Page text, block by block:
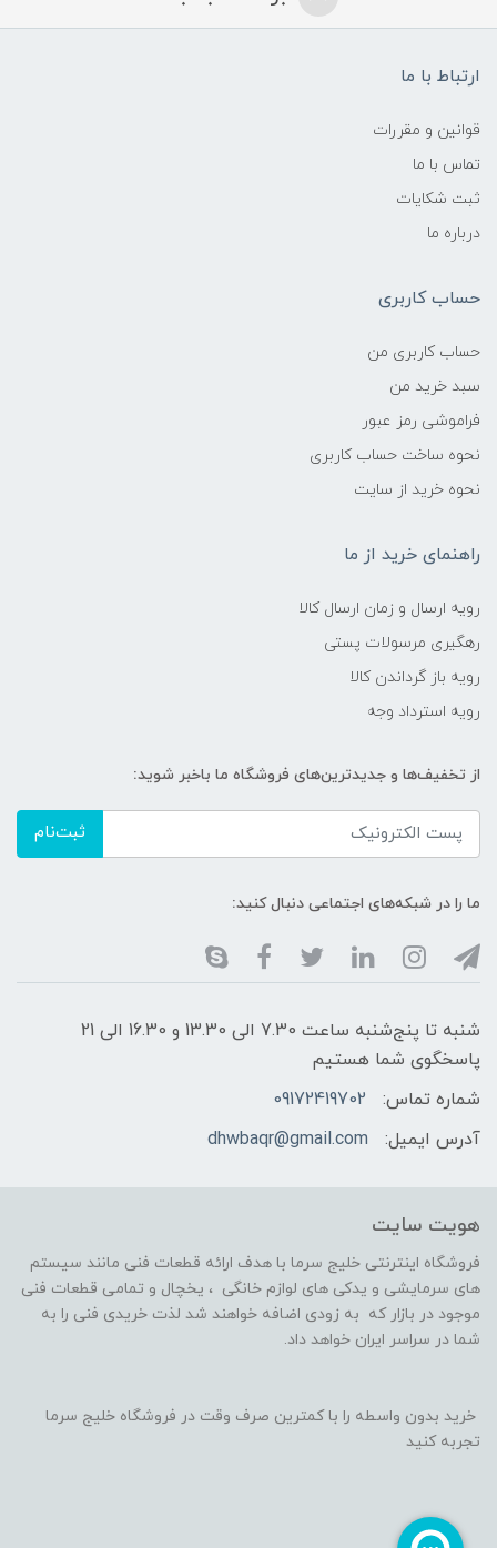
ارتباط با ما
قوانین و مقررات
تماس با ما
ثبت شکایات
درباره ما
حساب کاربری
حساب کاربری من
سبد خرید من
فراموشی رمز عبور
نحوه ساخت حساب کاربری
نحوه خرید از سایت
راهنمای خرید از ما
رویه ارسال و زمان ارسال کالا
رهگیری مرسولات پستی
رویه باز گرداندن کالا
رویه استرداد وجه
از تخفیف‌ها و جدیدترین‌های فروشگاه ما باخبر شوید:
ثبت‌نام
ما را در شبکه‌های اجتماعی دنبال کنید:
شنبه تا پنج‌شنبه ساعت 7.30 الی 13.30 و 16.30 الی 21
پاسخگوی شما هستیم
شماره تماس:
09172419702
آدرس ایمیل:
dhwbaqr@gmail.com
هویت سایت
فروشگاه اینترنتی خلیج سرما با هدف ارائه قطعات فنی مانند سیستم
های سرمایشی و یدکی های لوازم خانگی ، یخچال و تمامی قطعات فنی
موجود در بازار که به زودی اضافه خواهند شد لذت خریدی فنی را به
شما در سراسر ایران خواهد داد.
خرید بدون واسطه را با کمترین صرف وقت در فروشگاه خلیج سرما
تجربه کنید